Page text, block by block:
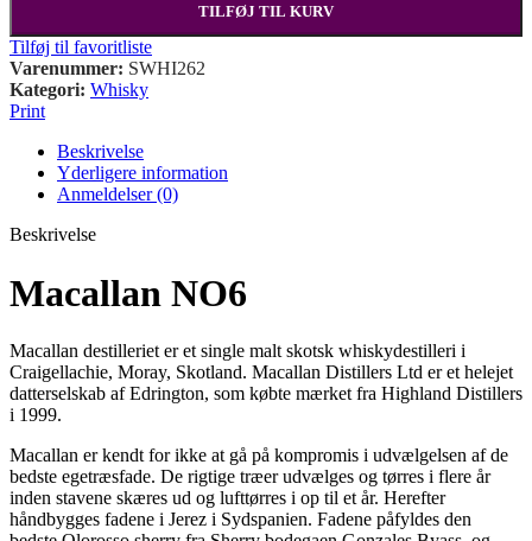
TILFØJ TIL KURV
Tilføj til favoritliste
Varenummer: SWHI262
Kategori: Whisky
Print
Beskrivelse
Yderligere information
Anmeldelser (0)
Beskrivelse
Macallan NO6
Macallan destilleriet er et single malt skotsk whiskydestilleri i
Craigellachie, Moray, Skotland. Macallan Distillers Ltd er et helejet
datterselskab af Edrington, som købte mærket fra Highland Distillers
i 1999.
Macallan er kendt for ikke at gå på kompromis i udvælgelsen af de
bedste egetræsfade. De rigtige træer udvælges og tørres i flere år
inden stavene skæres ud og lufttørres i op til et år. Herefter
håndbygges fadene i Jerez i Sydspanien. Fadene påfyldes den